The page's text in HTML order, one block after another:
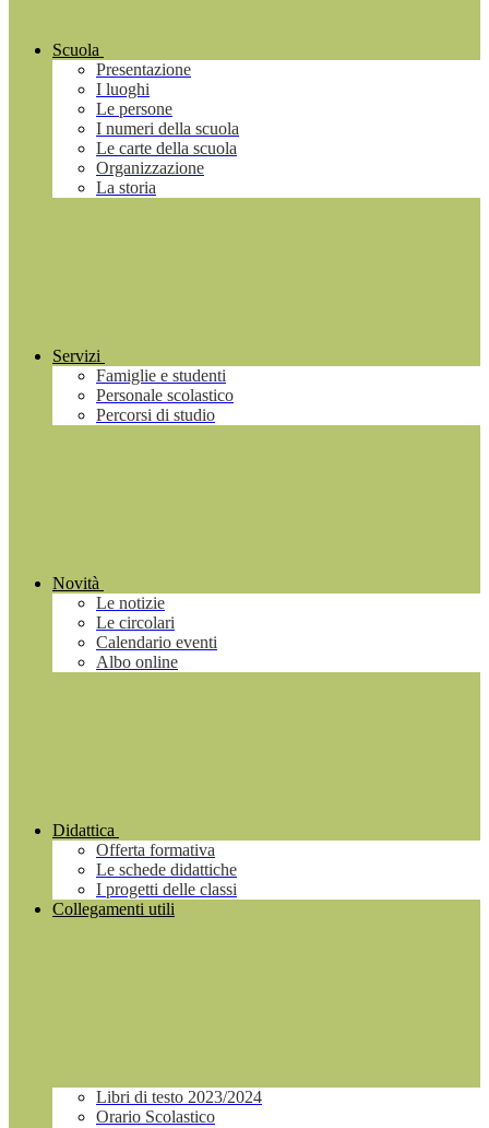
Scuola
Presentazione
I luoghi
Le persone
I numeri della scuola
Le carte della scuola
Organizzazione
La storia
Servizi
Famiglie e studenti
Personale scolastico
Percorsi di studio
Novità
Le notizie
Le circolari
Calendario eventi
Albo online
Didattica
Offerta formativa
Le schede didattiche
I progetti delle classi
Collegamenti utili
Libri di testo 2023/2024
Orario Scolastico